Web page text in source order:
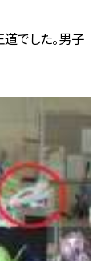
でした。男子